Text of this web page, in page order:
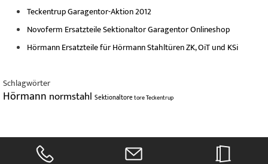
Teckentrup Garagentor-Aktion 2012
Novoferm Ersatzteile Sektionaltor Garagentor Onlineshop
Hörmann Ersatzteile für Hörmann Stahltüren ZK, OiT und KSi
Schlagwörter
Hörmann normstahl SektionaltoretoreTeckentrup